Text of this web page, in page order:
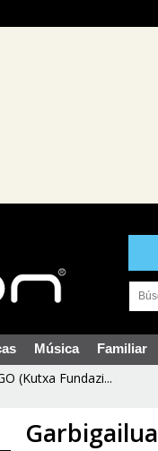
Música Familiar
(Kutxa Fundazi...
Garbigailua